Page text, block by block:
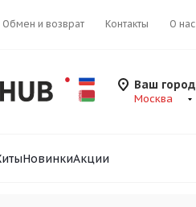
Обмен и возврат Контакты О нас
Ваш город
Москва
НовинкиАкции